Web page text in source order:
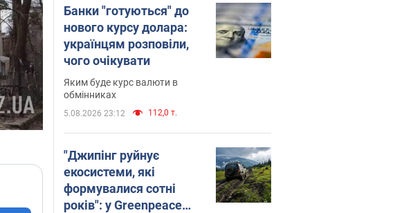
Банки "готуються" до
нового курсу долара:
українцям розповіли,
чого очікувати
Яким буде курс валюти в
обмінниках
5.08.2026 23:12 112,0 т.
"Джипінг руйнує
екосистеми, які
формувалися сотні
років": у Greenpeace